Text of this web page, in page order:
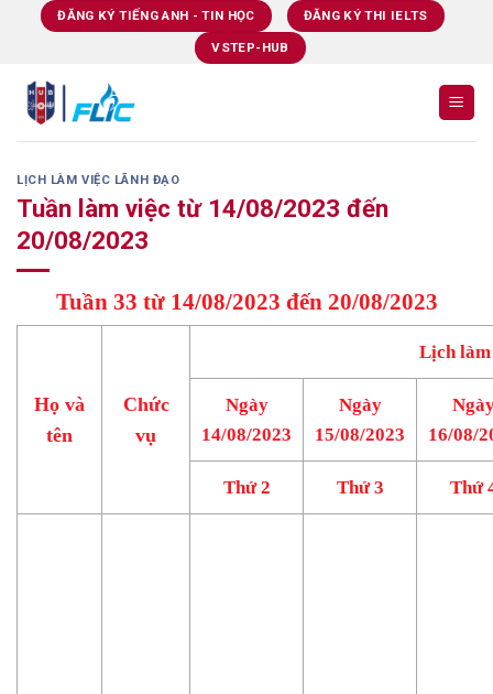
ĐĂNG KÝ TIẾNG ANH - TIN HỌC ĐĂNG KÝ THI IELTS
VSTEP-HUB
LỊCH LÀM VIỆC LÃNH ĐẠO
Tuần làm việc từ 14/08/2023 đến
20/08/2023
Tuần 33 từ 14/08/2023 đến 20/08/2023
Họ và
tên
Chức
vụ
Lịch
Ngày
14/08/2023
Ngày
15/08/2023
16/08/
Thứ 2 Thứ 3 Thứ